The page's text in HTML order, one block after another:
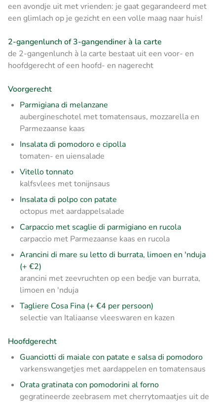
een avondje uit met vrienden: je gaat gegarandeerd met
een glimlach op je gezicht en een volle maag naar huis!
2-gangenlunch of 3-gangendiner à la carte
de 2-gangenlunch à la carte bestaat uit een voor- en
hoofdgerecht of een hoofd- en nagerecht
Voorgerecht
Parmigiana di melanzane
aubergineschotel met tomatensaus, mozzarella en
Parmezaanse kaas
Insalata di pomodoro e cipolla
tomaten- en uiensalade
Vitello tonnato
kalfsvlees met tonijnsaus
Insalata di polpo con patate
octopus met aardappelsalade
Carpaccio met scaglie di parmigiano en rucola
carpaccio met Parmezaanse kaas en rucola
Arancini di mare su letto di burrata, limoen en 'nduja
(+ €2)
arancini met zeevruchten op een bedje van burrata,
limoen en 'nduja
Tagliere Cosa Fina (+ €4 per persoon)
selectie van Italiaanse vleeswaren en kazen
Hoofdgerecht
Guanciotti di maiale con patate e salsa di pomodoro
varkenswangetjes met aardappelen en tomatensaus
Orata gratinata con pomodorini al forno
gegratineerde zeebrasem met cherrytomaatjes uit de